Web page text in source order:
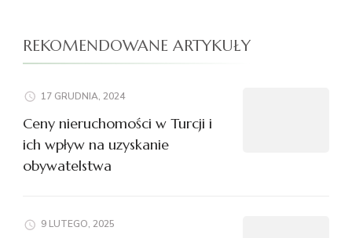
REKOMENDOWANE ARTYKUŁY
17 GRUDNIA, 2024
Ceny nieruchomości w Turcji i
ich wpływ na uzyskanie
obywatelstwa
9 LUTEGO, 2025